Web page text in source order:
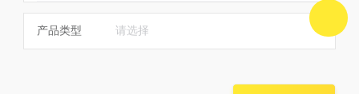
产品类型